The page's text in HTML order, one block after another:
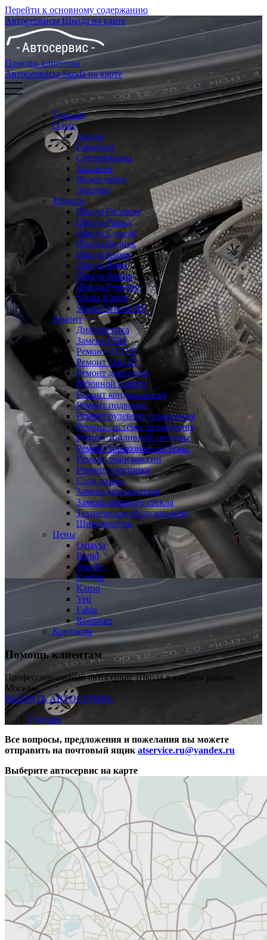
Перейти к основному содержанию
Автосервисы Шкода на карте
Помощь клиентам
Автосервисы Skoda на карте
Главная
О нас
Акции
Гарантия
Сертификаты
Запчасти
Видео работ
Эксперт
Модели
Шкода Октавия
Шкода Рапид
Шкода Суперб
Шкода Кодиак
Шкода Карок
Шкода Йети
Шкода Фабия
Шкода Румстер
Skoda Kamiq
Skoda Octavia RS
Ремонт
Диагностика
Замена ГРМ
Ремонт АКПП
Ремонт МКПП
Ремонт двигателя
Кузовной ремонт
Ремонт кондиционера
Ремонт подвески
Ремонт рулевого управления
Ремонт системы охлаждения
Ремонт топливной системы
Ремонт тормозной системы
Ремонт трансмиссии
Ремонт электрики
Сход развал
Замена катализатора
Замена лобового стекла
Техническое обслуживание
Шиномонтаж
Цены
Octavia
Rapid
Superb
Kodiaq
Karoq
Yeti
Fabia
Roomster
Контакты
Помощь клиентам
Профессиональный автосервис Шкода в каждом районе
Москвы
ВЫБРАТЬ АВТОСЕРВИС
Главная
Все вопросы, предложения и пожелания вы можете
отправить на почтовый ящикatservice.ru@yandex.ru
Выберите автосервис на карте